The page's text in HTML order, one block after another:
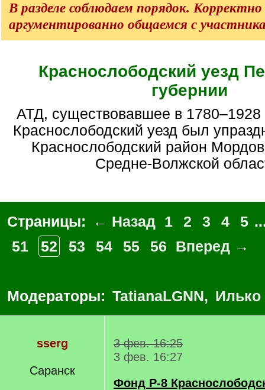
В разделе соблюдаем порядок.
аргументированно общаемся с
Краснослободский уезд
губернии
АТД, существовавшее в 1780–1928 гг. В 1928 году
Краснослободский уезд был
Краснослободский район
Средне-Волжской
Страницы: ← Назад 1 2 3 4 5
51
52 53 54 55 56 Вперед →
Модераторы: TatianaLGNN, Илько
sserg
Саранск
3 фев. 16:25
3 фев. 16:27
Фонд Р-8